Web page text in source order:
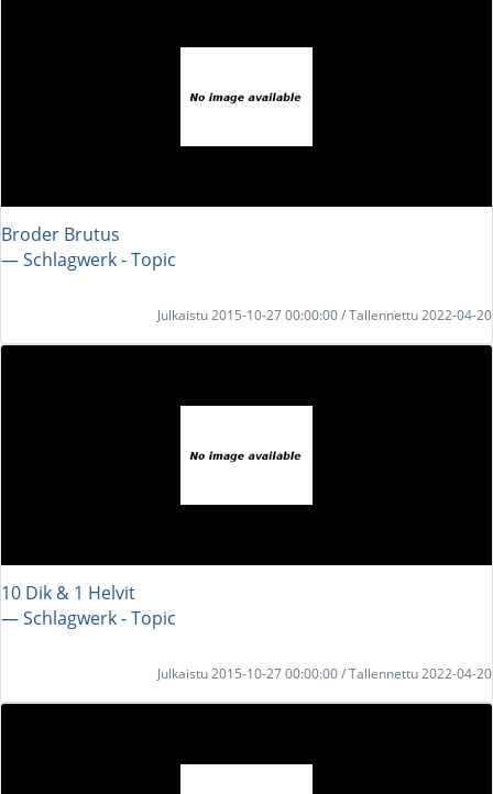
Broder Brutus
― Schlagwerk - Topic
Julkaistu 2015-10-27 00:00:00 / Tallennettu 2022-04-20
10 Dik & 1 Helvit
― Schlagwerk - Topic
Julkaistu 2015-10-27 00:00:00 / Tallennettu 2022-04-20